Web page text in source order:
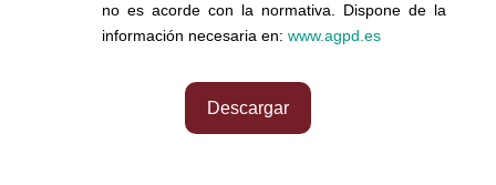
no es acorde con la normativa. Dispone de la
información necesaria en: www.agpd.es
Descargar